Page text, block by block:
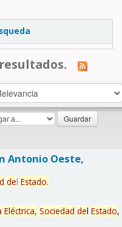
Antonio Oeste,
del Estado.
Eléctrica, Sociedad del Estado,